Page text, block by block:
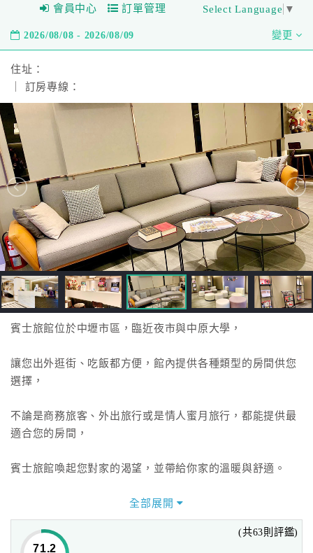
會員中心 訂單管理 Select Language ▼
2026/08/08 - 2026/08/09 變更
住址：
｜ 訂房專線：
賓士旅館位於中壢市區，臨近夜市與中原大學，
讓您出外逛街、吃飯都方便，館內提供各種類型的房間供您
選擇，
不論是商務旅客、外出旅行或是情人蜜月旅行，都能提供最
適合您的房間，
賓士旅館喚起您對家的渴望，並帶給你家的溫暖與舒適。
全部展開
71.2
(共63則評鑑)